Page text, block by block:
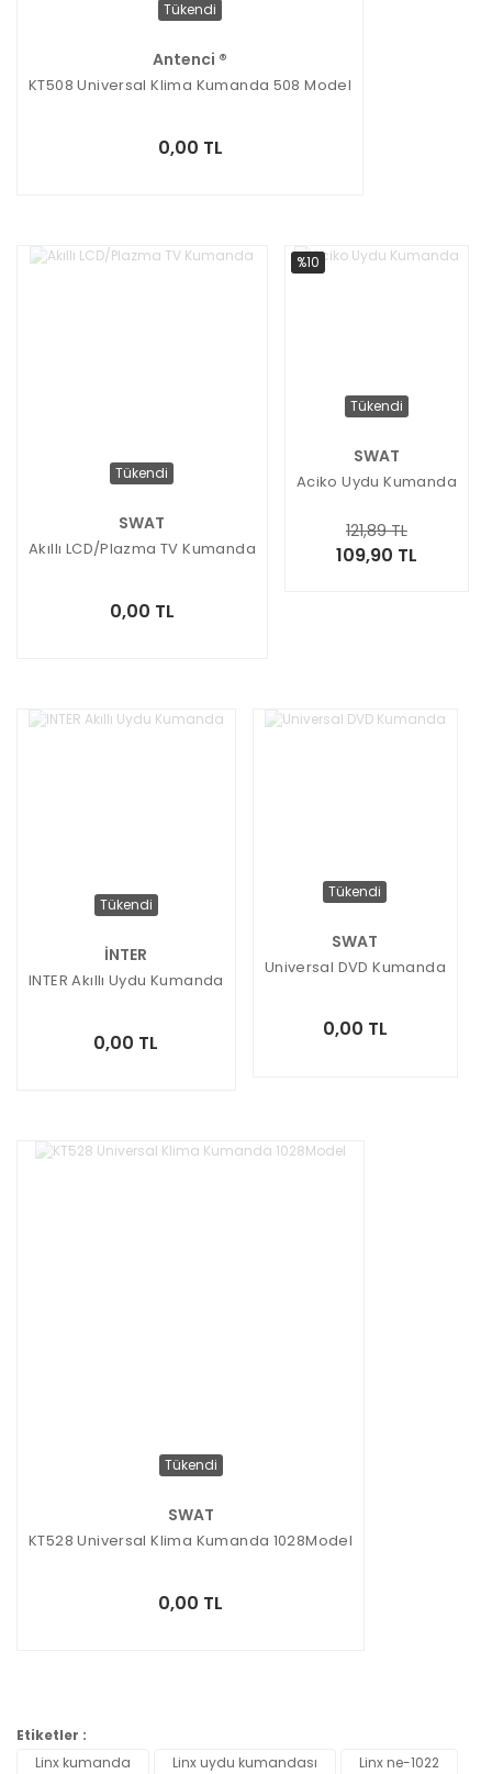
Tükendi
Antenci ®
KT508 Universal Klima Kumanda 508 Model
0,00 TL
Tükendi
SWAT
Akıllı LCD/Plazma TV Kumanda
0,00 TL
%10
Tükendi
SWAT
Aciko Uydu Kumanda
109,90 TL
121,89 TL
Tükendi
İNTER
INTER Akıllı Uydu Kumanda
0,00 TL
Tükendi
SWAT
Universal DVD Kumanda
0,00 TL
Tükendi
SWAT
KT528 Universal Klima Kumanda 1028Model
0,00 TL
Etiketler :
Linx kumanda
Linx uydu kumandası Linx ne-1022